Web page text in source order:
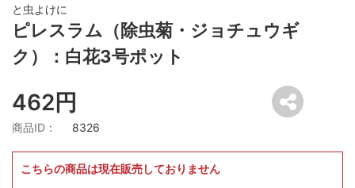
と虫よけに
ピレスラム（除虫菊・ジョチュウギ
ク）：白花3号ポット
462円
商品ID： 8326
こちらの商品は現在販売しておりません